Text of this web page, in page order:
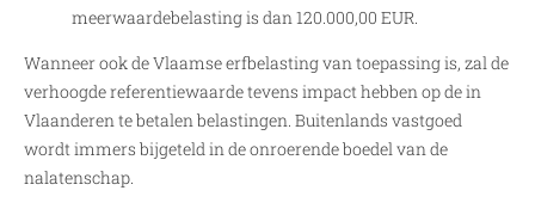
meerwaardebelasting is dan 120.000,00 EUR.
Wanneer ook de Vlaamse erfbelasting van toepassing is, zal de
verhoogde referentiewaarde tevens impact hebben op de in
Vlaanderen te betalen belastingen. Buitenlands vastgoed
wordt immers bijgeteld in de onroerende boedel van de
nalatenschap.